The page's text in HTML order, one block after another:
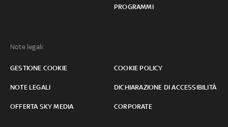
PROGRAMMI
Note legali:
GESTIONE COOKIE COOKIE POLICY
NOTE LEGALI DICHIARAZIONE DI ACCESSIBILITÀ
OFFERTA SKY MEDIA CORPORATE